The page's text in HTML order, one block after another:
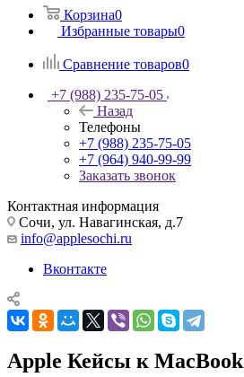
Корзина0
Избранные товары0
Сравнение товаров0
+7 (988) 235-75-05
Назад
Телефоны
+7 (988) 235-75-05
+7 (964) 940-99-99
Заказать звонок
Контактная информация
Сочи, ул. Навагинская, д.7
info@applesochi.ru
Вконтакте
Apple Кейсы к MacBook